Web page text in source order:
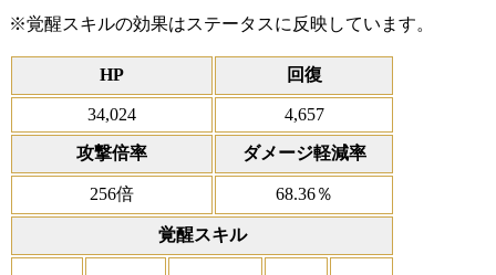
※覚醒スキルの効果はステータスに反映しています。
HP 回復
34,024 4,657
攻撃倍率 ダメージ軽減率
256倍 68.36％
覚醒スキル